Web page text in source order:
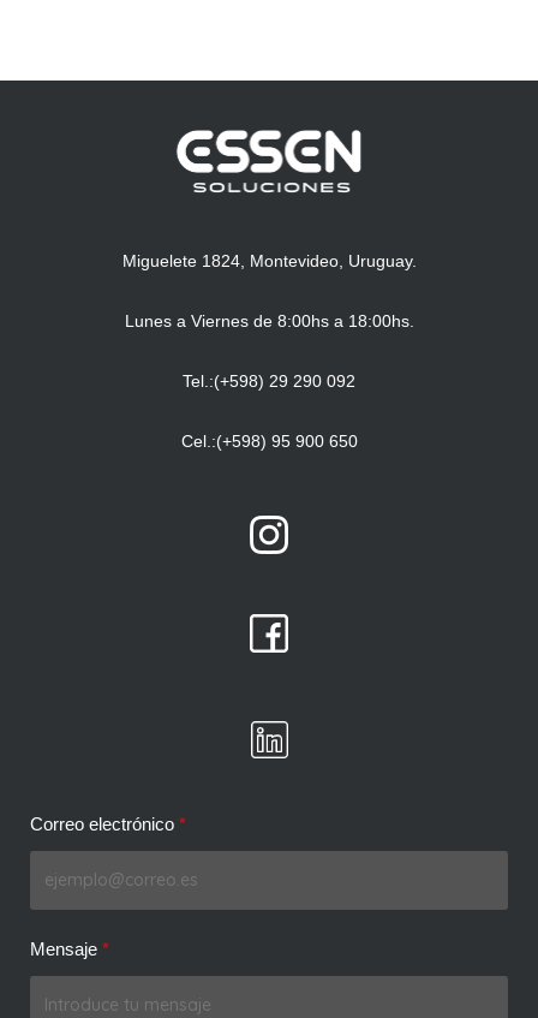
Miguelete 1824, Montevideo, Uruguay.
Lunes a Viernes de 8:00hs a 18:00hs.
Tel.:(+598) 29 290 092
Cel.:(+598) 95 900 650
Correo electrónico
Mensaje